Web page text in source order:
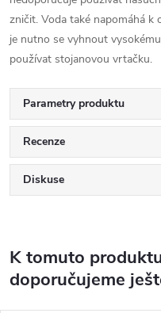
zničit. Voda také napomáhá k
je nutno se vyhnout
používat stojanovou vrtačku.
Parametry produktu
Recenze
Diskuse
K tomuto
doporučujeme